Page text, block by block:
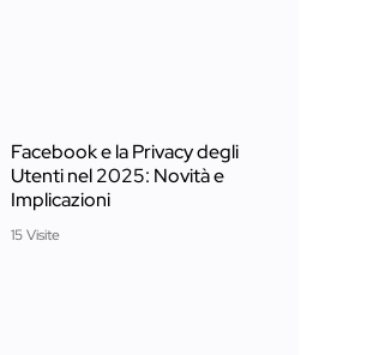
Facebook e la Privacy degli
Utenti nel 2025: Novità e
Implicazioni
15 Visite